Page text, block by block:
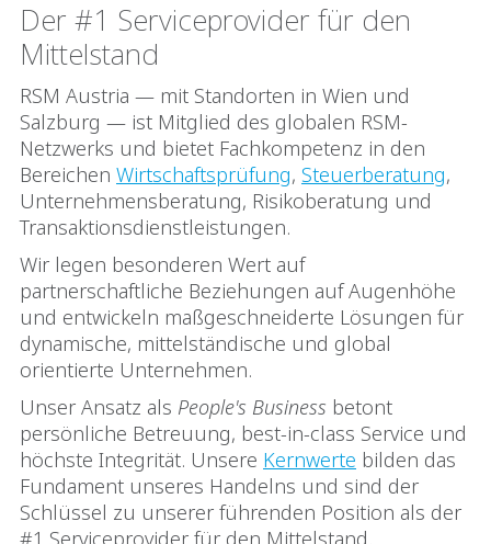
Der #1 Serviceprovider für den
Mittelstand
RSM Austria — mit Standorten in Wien und
Salzburg — ist Mitglied des globalen RSM-
Netzwerks und bietet Fachkompetenz in den
Bereichen Wirtschaftsprüfung, Steuerberatung,
Unternehmensberatung, Risikoberatung und
Transaktionsdienstleistungen.
Wir legen besonderen Wert auf
partnerschaftliche Beziehungen auf Augenhöhe
und entwickeln maßgeschneiderte Lösungen für
dynamische, mittelständische und global
orientierte Unternehmen.
Unser Ansatz als People's Business betont
persönliche Betreuung, best-in-class Service und
höchste Integrität. Unsere Kernwerte bilden das
Fundament unseres Handelns und sind der
Schlüssel zu unserer führenden Position als der
#1 Serviceprovider für den Mittelstand.